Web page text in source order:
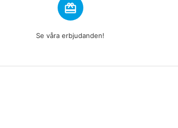
redeem
Se våra erbjudanden!